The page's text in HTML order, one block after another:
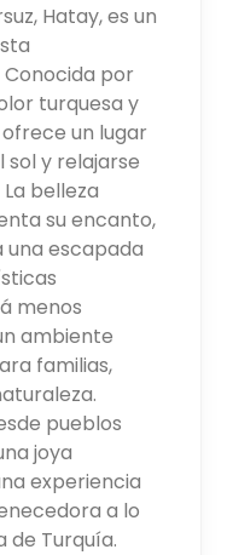
Hatay, es un
por
turquesa y
un lugar
y relajarse
belleza
su encanto,
escapada
menos
ambiente
familias,
pueblos
joya
experiencia
a lo
de Turquía.